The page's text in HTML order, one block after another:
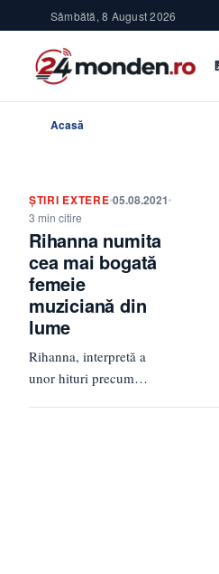
Sâmbătă, 8 August 2026
Acasă
ȘTIRI EXTERE 05.08.2021
3 min citire
Rihanna numita
cea mai bogată
femeie
muziciană din
lume
Rihanna, interpretă a
unor hituri precum